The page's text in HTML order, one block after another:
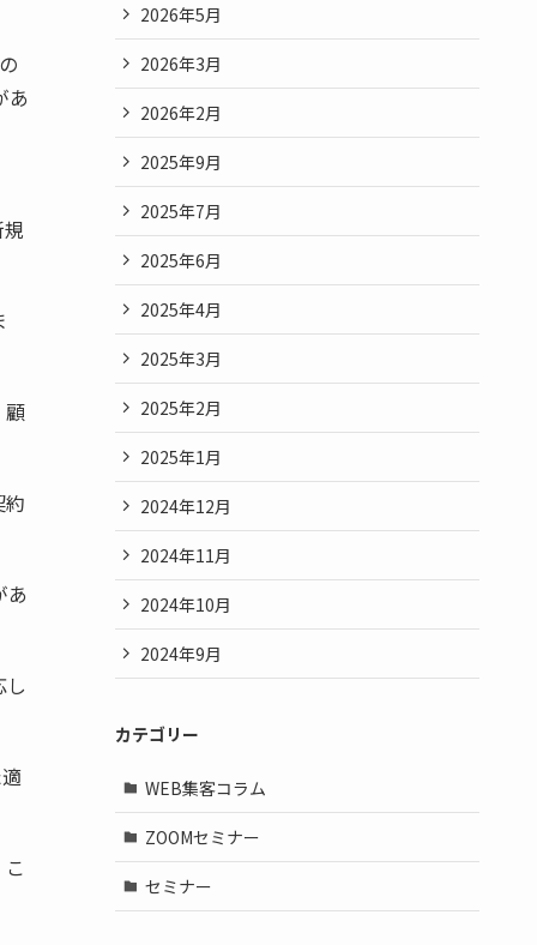
あ
顧
あ
2026年5月
2026年3月
2026年2月
2025年9月
2025年7月
2025年6月
2025年4月
2025年3月
2025年2月
2025年1月
2024年12月
2024年11月
2024年10月
2024年9月
カテゴリー
WEB集客コラム
ZOOMセミナー
セミナー